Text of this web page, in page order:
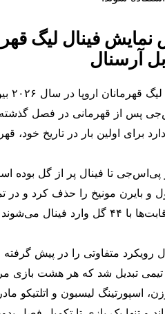
آرسنال
پس از قهرمانی در فصل
برای اولین بار در تاریخ خود،
تا فینال پر از گل بوده
و بایرن مونیخ را حذف کرد و در
بازی متوالی حذفی را مقابل باشگاه‌های انگلیسی برده‌اند.
رویکرد متفاوتی را در پیش گرفته
تیمی تبدیل شد که هر هشت بازی